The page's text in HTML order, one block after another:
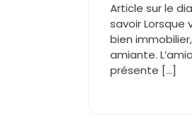
Article sur le
savoir Lorsque
bien
amiante.
présente […]